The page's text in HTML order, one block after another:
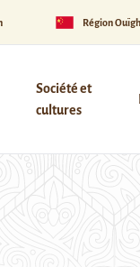
Région
Société et
cultures